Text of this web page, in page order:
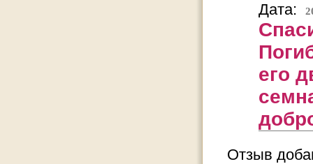
Дата:
его
Отзыв